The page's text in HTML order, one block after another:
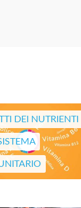
DEI NUTRIENTI